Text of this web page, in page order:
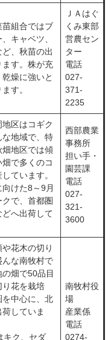
組合ではブ
キャベツ、
、秋苗の出
ます。株が充
燥に強いと
す。
ＪＡはぐ
くみ東部
営農セン
ター
電話
027-
371-
2235
区はコギク
な地域で、特
畑地区では傾
で多くのコ
ています。
けた8～9月
で、首都圏
へ出荷して
西部農業
事務所
担い手・
園芸課
電話
027-
321-
3600
花木の切り
んな南牧村で
畑で50品目
り花を栽培
を中心に、北
していま
ク、セダ
南牧村役
場
産業係
電話
0274-